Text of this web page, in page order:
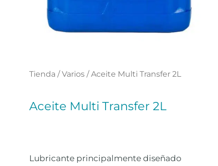
Tienda /Varios / Aceite Multi Transfer 2L
Aceite Multi Transfer 2L
Lubricante principalmente diseñado